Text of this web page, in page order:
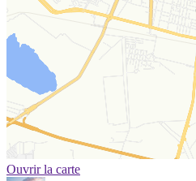
Ouvrir la carte